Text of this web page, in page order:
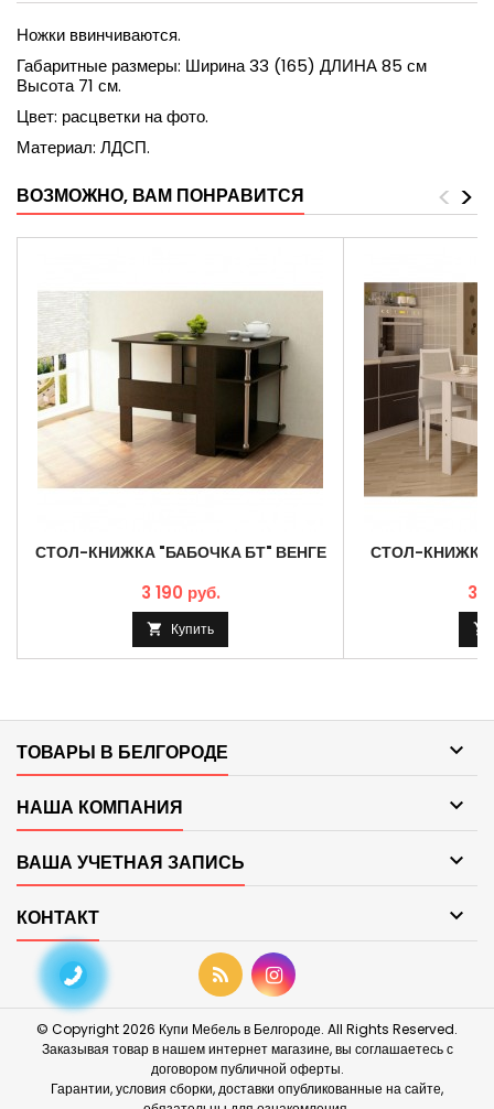
Ножки ввинчиваются.
Габаритные размеры: Ширина 33 (165) ДЛИНА 85 см
Высота 71 см.
Цвет: расцветки на фото.
Материал: ЛДСП.
ВОЗМОЖНО, ВАМ ПОНРАВИТСЯ >
<
СТОЛ-КНИЖКА "БАБОЧКА БТ" ВЕНГЕ
3 190 руб.
 Купить
СТОЛ-КНИЖКА
3

ТОВАРЫ В БЕЛГОРОДЕ 
НАША КОМПАНИЯ 
ВАША УЧЕТНАЯ ЗАПИСЬ 
КОНТАКТ 
© Copyright 2026 Купи Мебель в Белгороде. All Rights Reserved.
Заказывая товар в нашем интернет магазине, вы соглашаетесь с
договором публичной оферты.
Гарантии, условия сборки, доставки опубликованные на сайте,